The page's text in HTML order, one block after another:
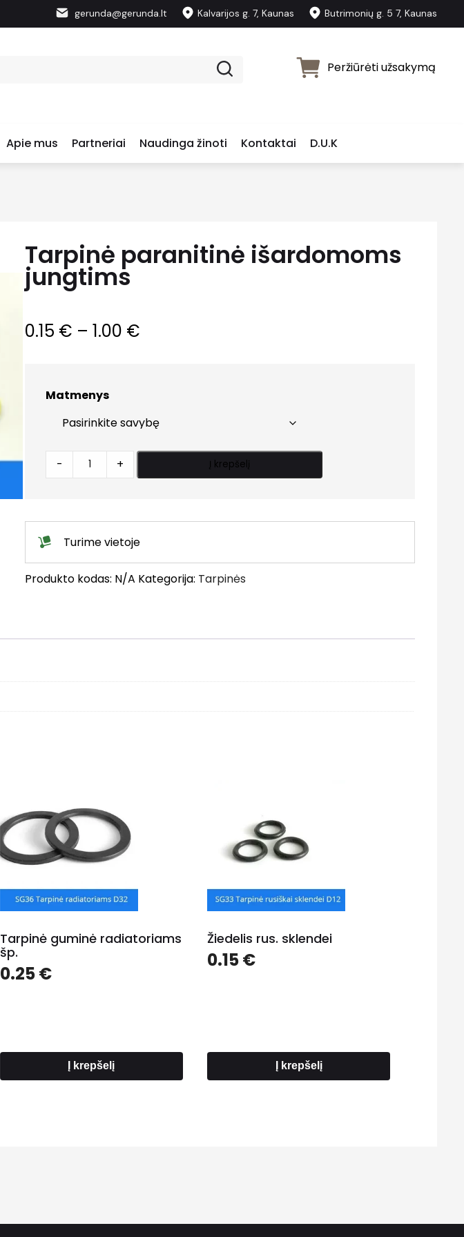
gerunda@gerunda.lt Kalvarijos g. 7, Kaunas Butrimonių g. 5 7, Kaunas
Peržiūrėti užsakymą
Apie mus Partneriai Naudinga žinoti Kontaktai D.U.K
Tarpinė paranitinė išardomoms
jungtims
0.15 € – 1.00 €
1.00 €
Matmenys
paranitinė
- + Į krepšelį
Turime vietoje
Produkto kodas: N/A Kategorija: Tarpinės
Tarpinė guminė radiatoriams
šp.
0.25€
Į krepšelį
Žiedelis rus. sklendei
0.15€
Į krepšelį